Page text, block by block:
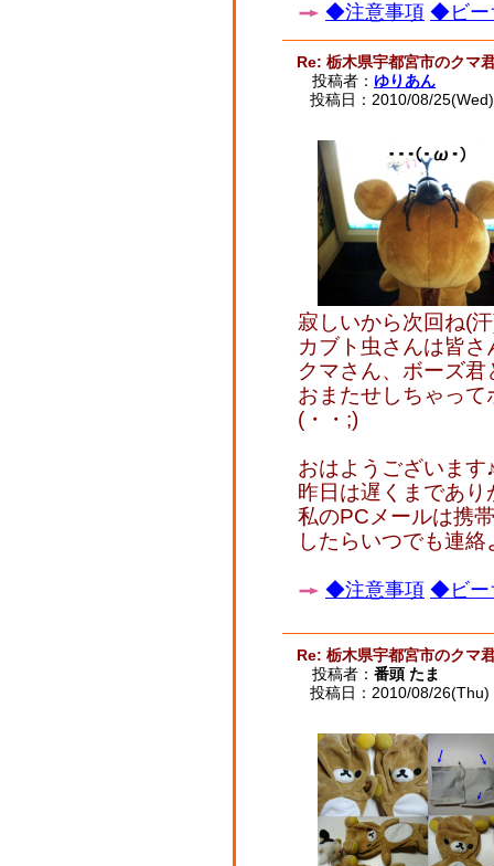
◆注意事項 ◆ビー
Re: 栃木県宇都宮市のクマ
投稿者： ゆりあん
投稿日：2010/08/
寂しいから次回ね(
カブト虫さんは皆
クマさん、ボーズ
おまたせしちゃっ
(・・;)
おはようございます
昨日は遅くまであ
私のPCメールは携
したらいつでも連
◆注意事項 ◆ビー
Re: 栃木県宇都宮市のクマ
投稿者： 番頭 たま
投稿日：2010/08/